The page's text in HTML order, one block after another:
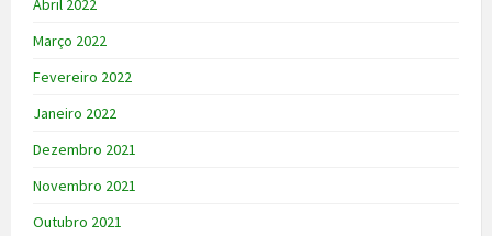
Abril 2022
Março 2022
Fevereiro 2022
Janeiro 2022
Dezembro 2021
Novembro 2021
Outubro 2021